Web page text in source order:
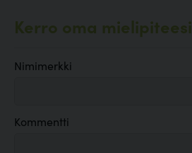
Kerro oma mielipiteesi
Nimimerkki
Kommentti